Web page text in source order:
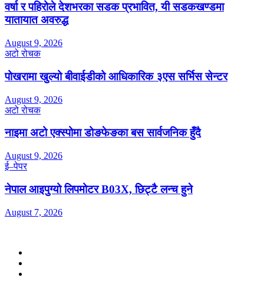
वर्षा र पहिरोले देशभरका सडक प्रभावित, यी सडकखण्डमा
यातायात अवरुद्ध
August 9, 2026
अटो रोचक
पोखरामा खुल्यो बीवाईडीको आधिकारिक ३एस सर्भिस सेन्टर
August 9, 2026
अटो रोचक
नाइमा अटो एक्स्पोमा डोङफेङका बस सार्वजनिक हुँदै
August 9, 2026
ई–पेपर
नेपाल आइपुग्यो लिपमोटर B03X, छिट्टै लन्च हुने
August 7, 2026